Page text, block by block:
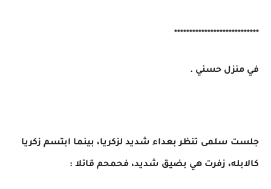
****************************
في منزل حسني .
جلست سلمى تنظر بعداء شديد لزكريا، بينما ابتسم زكريا
كالابله، زفرت هي بضيق شديد، فحمحم قائلا :